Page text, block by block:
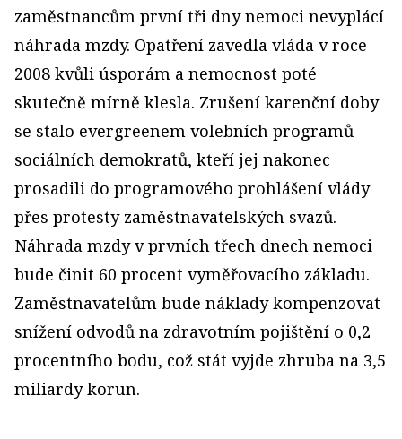
zaměstnancům první tři dny nemoci nevyplácí
náhrada mzdy. Opatření zavedla vláda v roce
2008 kvůli úsporám a nemocnost poté
skutečně mírně klesla. Zrušení karenční doby
se stalo evergreenem volebních programů
sociálních demokratů, kteří jej nakonec
prosadili do programového prohlášení vlády
přes protesty zaměstnavatelských svazů.
Náhrada mzdy v prvních třech dnech nemoci
bude činit 60 procent vyměřovacího základu.
Zaměstnavatelům bude náklady kompenzovat
snížení odvodů na zdravotním pojištění o 0,2
procentního bodu, což stát vyjde zhruba na 3,5
miliardy korun.